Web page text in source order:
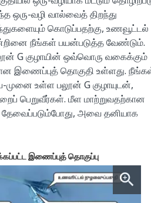
ஒரு-வழி வால்வைத் திறந்து
கொடுப்பதற்கு, உணவூட்டல்
நீங்கள் பயன்படுத்த வேண்டும்.
G குழாயின் ஒவ்வொரு வகைக்கும்
இணைப்புத் தொகுதி உள்ளது.
முனை உள்ள பலூன் G குழாயுடன்,
பெறுவீர்கள். மீள மாற்றுவதற்கான
அவை தனியாக
இணைப்புத் தொகுப்பு